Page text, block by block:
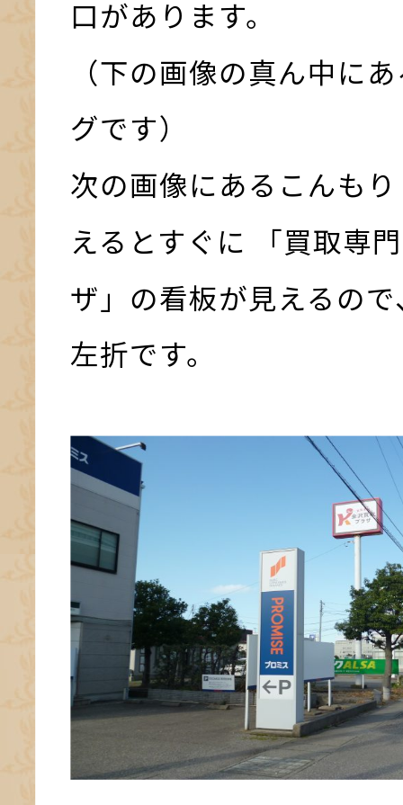
口があります。
（下の画像の真ん中に
グです）
次の画像にあるこんも
えるとすぐに 「買取専
ザ」の看板が見えるの
左折です。